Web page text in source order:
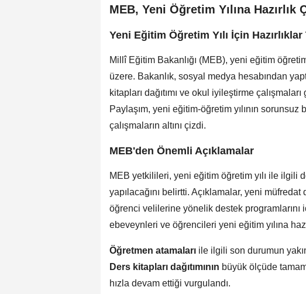
MEB, Yeni Öğretim Yılına Hazırlık
Yeni Eğitim Öğretim Yılı İçin
Millî Eğitim Bakanlığı (MEB), yeni eğitim
üzere. Bakanlık, sosyal medya hesabından
kitapları dağıtımı ve okul iyileştirme
Paylaşım, yeni eğitim-öğretim yılının
çalışmaların altını çizdi.
MEB'den Önemli Açıklamalar
MEB yetkilileri, yeni eğitim öğretim yılı ile ilgili
yapılacağını belirtti. Açıklamalar, yeni
öğrenci velilerine yönelik destek programlarını
ebeveynleri ve öğrencileri yeni eğitim yılına
Öğretmen atamaları ile ilgili son durumun
Ders kitapları dağıtımının büyük ölçüde
hızla devam ettiği vurgulandı.